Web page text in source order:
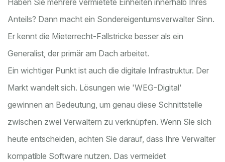
Haben Sie mehrere vermietete Einheiten innerhalb Ihres
Anteils? Dann macht ein Sondereigentumsverwalter Sinn.
Er kennt die Mieterrecht-Fallstricke besser als ein
Generalist, der primär am Dach arbeitet.
Ein wichtiger Punkt ist auch die digitale Infrastruktur. Der
Markt wandelt sich. Lösungen wie 'WEG-Digital'
gewinnen an Bedeutung, um genau diese Schnittstelle
zwischen zwei Verwaltern zu verknüpfen. Wenn Sie sich
heute entscheiden, achten Sie darauf, dass Ihre Verwalter
kompatible Software nutzen. Das vermeidet